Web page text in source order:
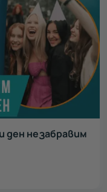
ден незабравим